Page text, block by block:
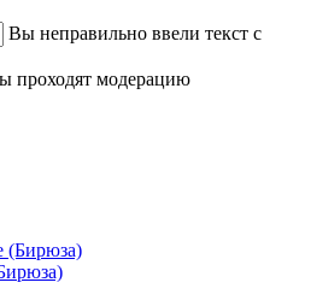
Вы неправильно ввели текст с
проходят модерацию